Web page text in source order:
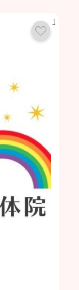
1